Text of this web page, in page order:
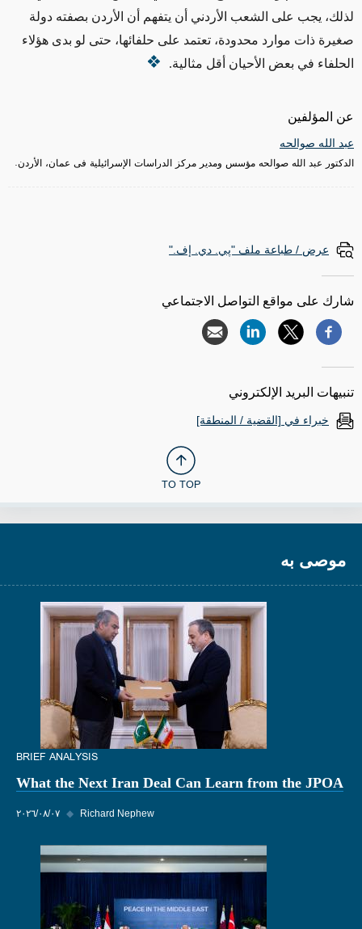
عن المؤلفين
عبد الله صوالحه
الدكتور عبد الله صوالحه مؤسس ومدير مركز الدراسات الإسرائيلية فى عمان، الأردن.
لذلك، يجب على الشعب الأردني أن يتفهم أن الأردن بصفته دولة
صغيرة ذات موارد محدودة، تعتمد على حلفائها، حتى لو بدى هؤلاء
الحلفاء في بعض الأحيان أقل مثالية.
عرض / طباعة ملف "پي. دي. إف."
شارك على مواقع التواصل الاجتماعي
تنبيهات البريد الإلكتروني
خبراء في [القضية / المنطقة]
TO TOP
موصى به
BRIEF ANALYSIS
What the Next Iran Deal Can Learn from the JPOA
٠٧‏/٠٨‏/٢٠٢٦ ◆ Richard Nephew